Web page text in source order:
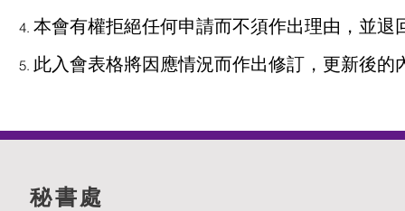
本會有權拒絕任何申請而不須作出理由，並退
此入會表格將因應情況而作出修訂，更新後的
秘書處